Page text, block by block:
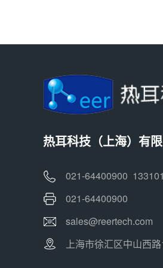
热耳科技（上海）有
021-64400900
021-64400900
sales@reertech.com
上海市徐汇区中山西